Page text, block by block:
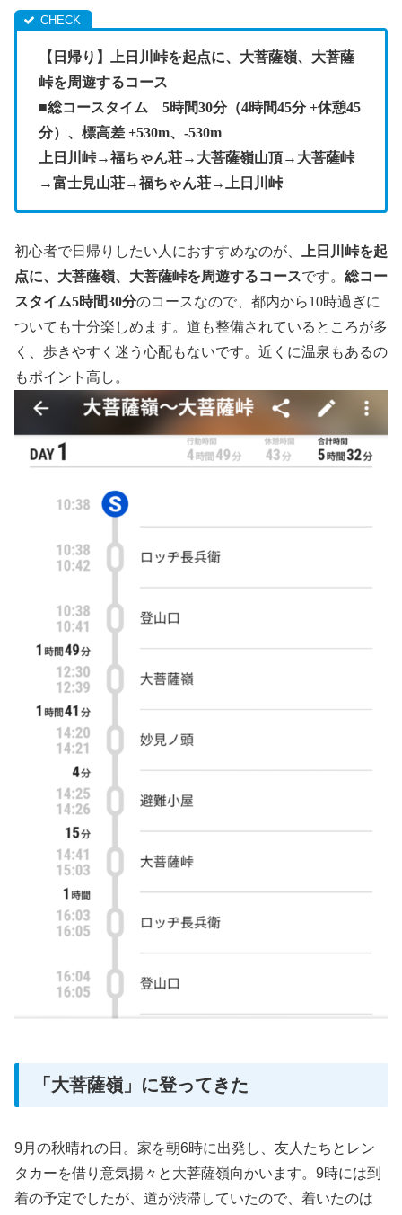
【日帰り】上日川峠を起点に、大菩薩嶺、大菩薩
峠を周遊するコース
■総コースタイム 5時間30分（4時間45分 +休憩45
分）、標高差 +530m、-530m
上日川峠→福ちゃん荘→大菩薩嶺山頂→大菩薩峠
→富士見山荘→福ちゃん荘→上日川峠
初心者で日帰りしたい人におすすめなのが
上日川峠を起
点に、大菩薩嶺、大菩薩峠を周遊するコースです。 総コー
スタイム5時間30分のコースなので、都内から10時過ぎに
ついても十分楽しめます。道も整備されているところが多
く、歩きやすく迷う心配もないです。近くに温泉もあるの
もポイント高し。
「大菩薩嶺」に登ってきた
9月の秋晴れの日。家を朝6時に出発し、友人たちとレン
タカーを借り意気揚々と大菩薩嶺向かいます。9時には到
着の予定でしたが、道が渋滞していたので、着いたのは